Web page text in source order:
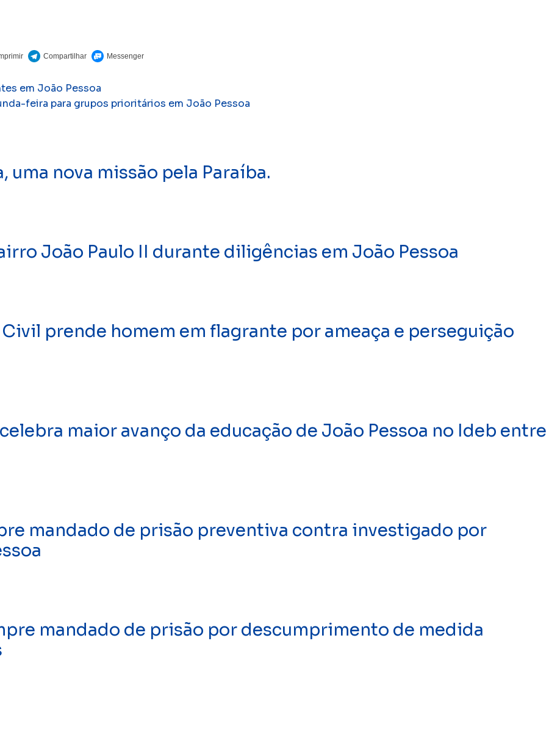
em João Pessoa
feira para grupos prioritários em João Pessoa
uma nova missão pela Paraíba.
João Paulo II durante diligências em João Pessoa
Civil prende homem em flagrante por ameaça e perseguição
maior avanço da educação de João Pessoa no Ideb entre
mandado de prisão preventiva contra investigado por
mandado de prisão por descumprimento de medida